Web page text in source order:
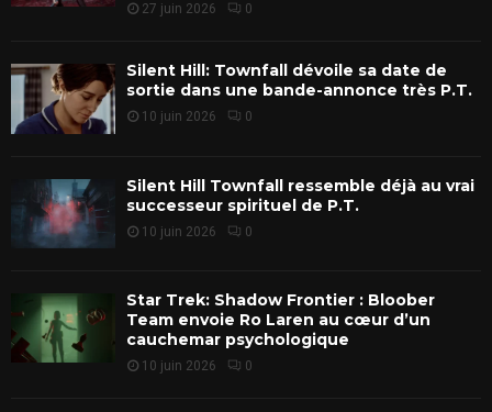
27 juin 2026 0
Silent Hill: Townfall dévoile sa date de
sortie dans une bande-annonce très P.T.
10 juin 2026 0
Silent Hill Townfall ressemble déjà au vrai
successeur spirituel de P.T.
10 juin 2026 0
Star Trek: Shadow Frontier : Bloober
Team envoie Ro Laren au cœur d’un
cauchemar psychologique
10 juin 2026 0